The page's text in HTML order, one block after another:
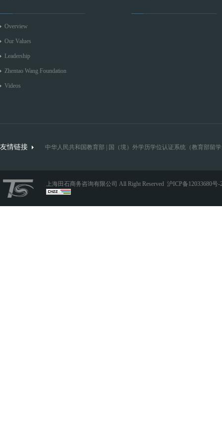
Overview
Our Values
Leadership
Zhentao Wang Foundation
Videos
友情链接 中华人民共和国教育部 国（境）外学历学位认证系统（教育部留
上海田石商务咨询有限公司 All Right Reserved 沪ICP备12033680号-